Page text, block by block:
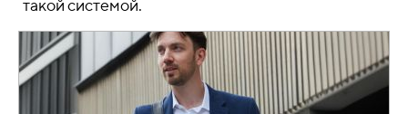
такой системой.